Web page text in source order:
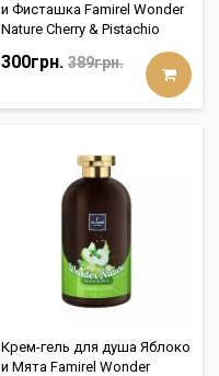
и Фисташка Famirel Wonder
Nature Cherry & Pistachio
300грн. 389грн.
Крем-гель для душа Яблоко
и Мята Famirel Wonder